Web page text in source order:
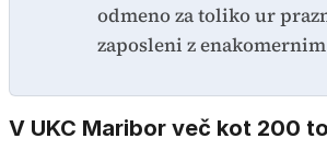
odmeno za toliko ur
zaposleni z
V UKC Maribor več kot 200